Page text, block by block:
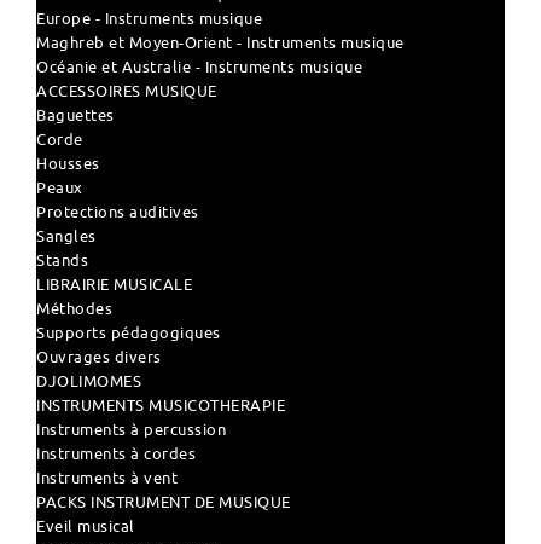
Europe - Instruments musique
Maghreb et Moyen-Orient - Instruments musique
Océanie et Australie - Instruments musique
ACCESSOIRES MUSIQUE
Baguettes
Corde
Housses
Peaux
Protections auditives
Sangles
Stands
LIBRAIRIE MUSICALE
Méthodes
Supports pédagogiques
Ouvrages divers
DJOLIMOMES
INSTRUMENTS MUSICOTHERAPIE
Instruments à percussion
Instruments à cordes
Instruments à vent
PACKS INSTRUMENT DE MUSIQUE
Eveil musical